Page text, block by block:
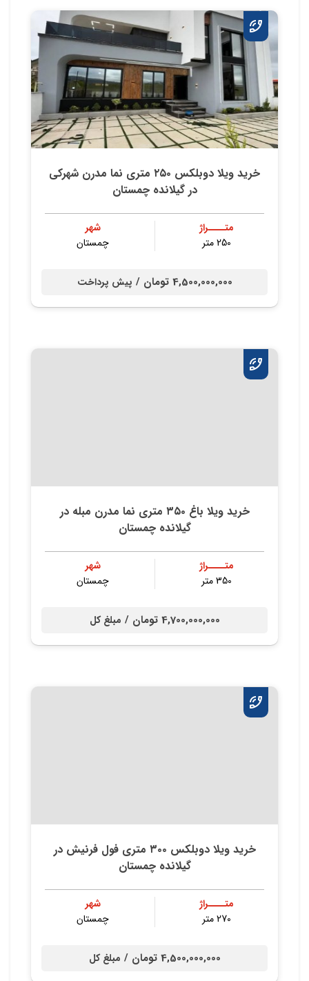
خريد ويلا دوبلكس ٢٥٠ متري نما مدرن شهركي
در گيلانده چمستان
متــــراژ
250 متر
شهر
چمستان
4,500,000,000 تومان / پیش پرداخت
خريد ويلا باغ ٣٥٠ متري نما مدرن مبله در
گيلانده چمستان
متــــراژ
350 متر
شهر
چمستان
4,700,000,000 تومان / مبلغ کل
خريد ويلا دوبلكس ٣٠٠ متري فول فرنيش در
گيلانده چمستان
متــــراژ
270 متر
شهر
چمستان
4,500,000,000 تومان / مبلغ کل